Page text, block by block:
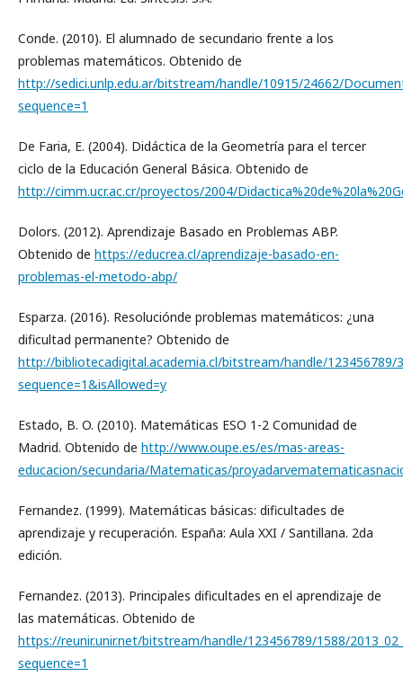
Conde. (2010). El alumnado de secundario frente a los
problemas matemáticos. Obtenido de
http://sedici.unlp.edu.ar/bitstream/handle/10915/24662/
sequence=1
De Faria, E. (2004). Didáctica de la Geometría para el tercer
ciclo de la Educación General Básica. Obtenido de
http://cimm.ucr.ac.cr/proyectos/2004/
Dolors. (2012). Aprendizaje Basado en Problemas ABP.
Obtenido de https://educrea.cl/aprendizaje-basado-en-
problemas-el-metodo-abp/
Esparza. (2016). Resoluciónde problemas matemáticos: ¿una
dificultad permanente? Obtenido de
http://bibliotecadigital.academia.cl/bitstream/handle/123456789/
sequence=1&isAllowed=y
Estado, B. O. (2010). Matemáticas ESO 1-2 Comunidad de
Madrid. Obtenido de http://www.oupe.es/es/mas-areas-
educacion/secundaria/Matematicas/
Fernandez. (1999). Matemáticas básicas: dificultades de
aprendizaje y recuperación. España: Aula XXI / Santillana. 2da
edición.
Fernandez. (2013). Principales dificultades en el aprendizaje de
las matemáticas. Obtenido de
https://reunir.unir.net/bitstream/handle/123456789/1588/
sequence=1